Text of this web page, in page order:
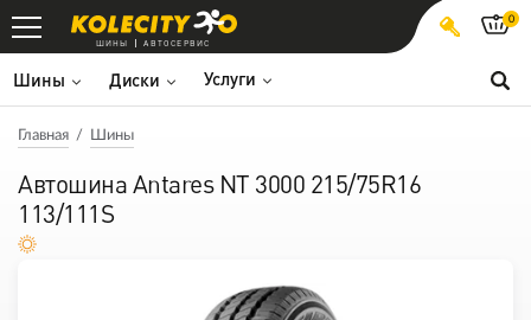
ШИНЫ АВТОСЕРВИС
Шины Диски Услуги
0
Главная Шины
Автошина Antares NT 3000 215/75R16
113/111S